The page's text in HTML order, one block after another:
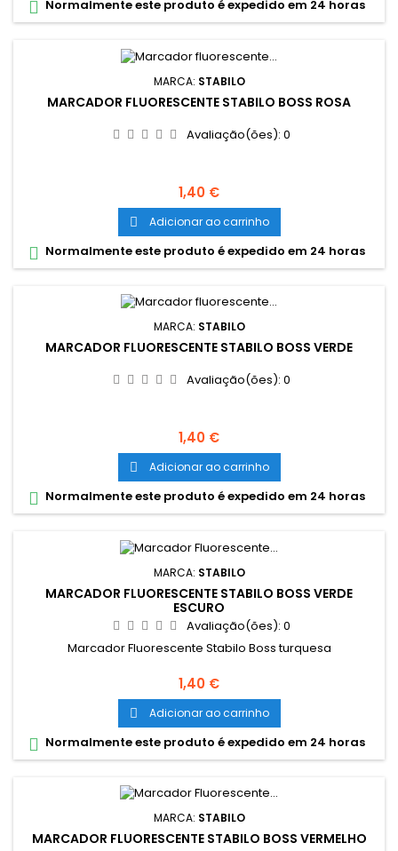
 Normalmente este produto é expedido em 24 horas
MARCA: STABILO
MARCADOR FLUORESCENTE STABILO BOSS ROSA
Avaliação(ões): 0
Preço
1,40 €
 Adicionar ao carrinho
 Normalmente este produto é expedido em 24 horas
MARCA: STABILO
MARCADOR FLUORESCENTE STABILO BOSS VERDE
Avaliação(ões): 0
Preço
1,40 €
 Adicionar ao carrinho
 Normalmente este produto é expedido em 24 horas
MARCA: STABILO
MARCADOR FLUORESCENTE STABILO BOSS VERDE
ESCURO
Avaliação(ões): 0
Marcador Fluorescente Stabilo Boss turquesa
Preço
1,40 €
 Adicionar ao carrinho
 Normalmente este produto é expedido em 24 horas
MARCA: STABILO
MARCADOR FLUORESCENTE STABILO BOSS VERMELHO